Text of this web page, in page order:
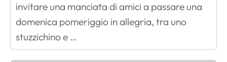
invitare una manciata di amici a passare una
domenica pomeriggio in allegria, tra uno
stuzzichino e …